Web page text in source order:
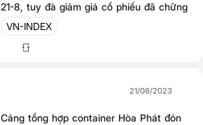
21-8, tuy đà giảm giá cổ phiếu đã chững
lại nhưng thị trường cần thêm thời gian để
ổn định, nhà đầu tư có thể hạ tỉ trọng
những cổ phiếu chưa có tín hiệu hồi phục
VN-INDEX
21/08/2023
Cảng tổng hợp container Hòa Phát đón